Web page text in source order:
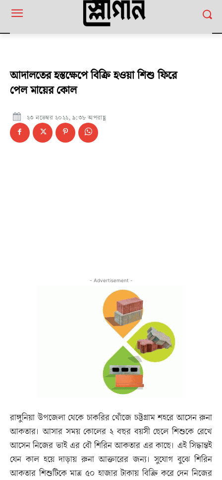
আদালতের হস্তক্ষেপে বিক্রি হওয়া শিশু ফিরে
পেল মায়ের কোল
২৩ নভেম্বর ২০২২, ৯:৩৮ অপরাহ্ণ
- Advertisement -
রাঙ্গুনিয়া উপজেলা থেকে চাকরির খোঁজে চট্টগ্রাম শহরে আসেন রুনা
আকতার। আসার সময় কোলের ২ বছর বয়সী ছেলে শিশুকে রেখে
আসেন নিজের ভাই এর বৌ শিরিন আকতার এর কাছে। এই সিদ্ধান্তই
যেন কাল হয়ে দাড়ায় রুনা আক্তারের জন্য। সুযোগ বুঝে শিরিন
আকতার শিশুটিকে মাত্র ৫০ হাজার টাকায় বিক্রি করে দেন নিজের